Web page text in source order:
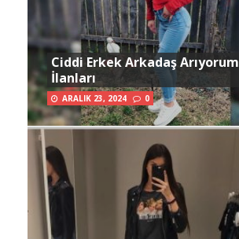
Ciddi Erkek Arkadaş Arıyorum
İlanları
ARALIK 23, 2024 0